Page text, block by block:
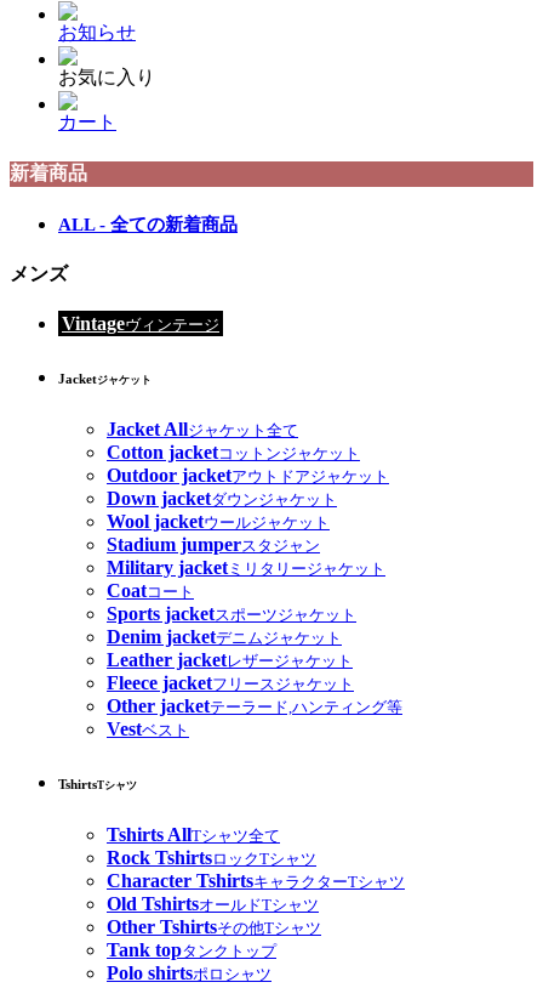
お知らせ
お気に入り
カート
新着商品
ALL - 全ての新着商品
メンズ
Vintageヴィンテージ
Jacketジャケット
Jacket Allジャケット全て
Cotton jacketコットンジャケット
Outdoor jacketアウトドアジャケット
Down jacketダウンジャケット
Wool jacketウールジャケット
Stadium jumperスタジャン
Military jacketミリタリージャケット
Coatコート
Sports jacketスポーツジャケット
Denim jacketデニムジャケット
Leather jacketレザージャケット
Fleece jacketフリースジャケット
Other jacketテーラード,ハンティング等
Vestベスト
TshirtsTシャツ
Tshirts AllTシャツ全て
Rock TshirtsロックTシャツ
Character TshirtsキャラクターTシャツ
Old TshirtsオールドTシャツ
Other Tshirtsその他Tシャツ
Tank topタンクトップ
Polo shirtsポロシャツ